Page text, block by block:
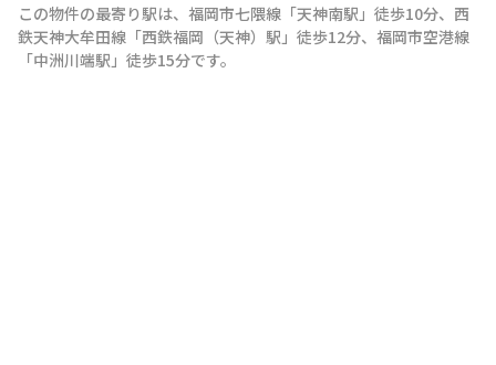
この物件の最寄り駅は、 福岡市七隈線 「天神南駅 」 徒歩10分、 西
鉄天神大牟田線 「西鉄福岡（天神）駅 」 徒歩12分、 福岡市空港線
「中洲川端駅 」 徒歩15分です。